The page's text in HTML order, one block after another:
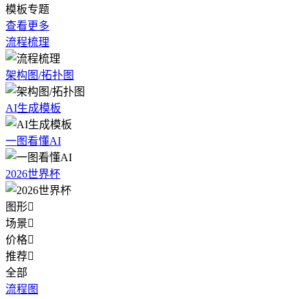
模板专题
查看更多
流程梳理
架构图/拓扑图
AI生成模板
一图看懂AI
2026世界杯
图形
场景
价格
推荐
全部
流程图